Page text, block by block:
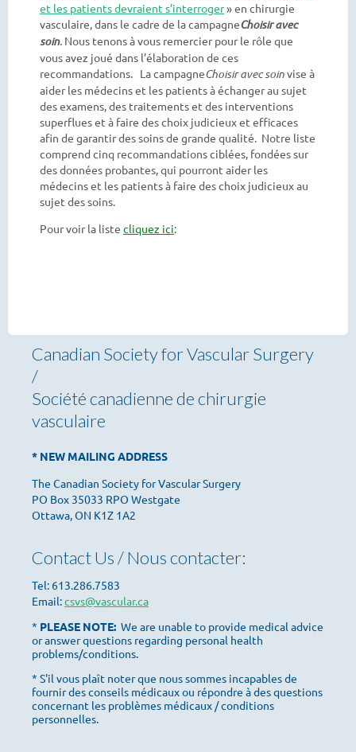
et les patients devraient s’interroger» en chirurgie
vasculaire, dans le cadre de la campagneChoisir avec
soin. Nous tenons à vous remercier pour le rôle que
vous avez joué dans l’élaboration de ces
recommandations. La campagneChoisir avec soinvise à
aider les médecins et les patients à échanger au sujet
des examens, des traitements et des interventions
superflues et à faire des choix judicieux et efficaces
afin de garantir des soins de grande qualité. Notre liste
comprend cinq recommandations ciblées, fondées sur
des données probantes, qui pourront aider les
médecins et les patients à faire des choix judicieux au
sujet des soins.
Pour voir la liste cliquez ici:
Canadian Society for Vascular Surgery
/
Société canadienne de chirurgie
vasculaire
* NEW MAILING ADDRESS
The Canadian Society for Vascular Surgery
PO Box 35033 RPO Westgate
Ottawa, ON K1Z 1A2
Contact Us / Nous contacter:
Tel: 613.286.7583
Email:csvs@vascular.ca
* PLEASE NOTE: We are unable to provide medical advice
or answer questions regarding personal health
problems/conditions.
* S'il vous plaît noter que nous sommes incapables de
fournir des conseils médicaux ou répondre à des questions
concernant les problèmes médicaux / conditions
personnelles.